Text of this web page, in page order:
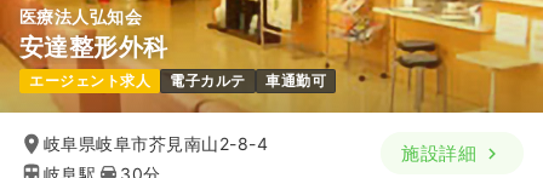
医療法人弘知会
安達整形外科
エージェント求人 電子カルテ 車通勤可
岐阜県岐阜市芥見南山2-8-4
施設詳細